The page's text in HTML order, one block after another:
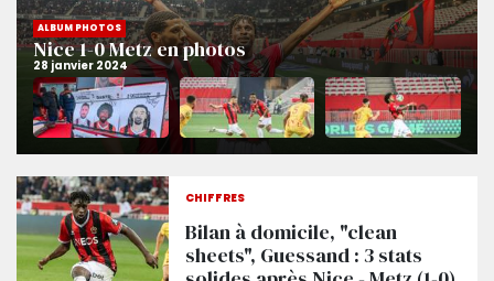
ALBUM PHOTOS
Nice 1-0 Metz en photos
CHIFFRES
Bilan à domicile, "clean
sheets", Guessand : 3 stats